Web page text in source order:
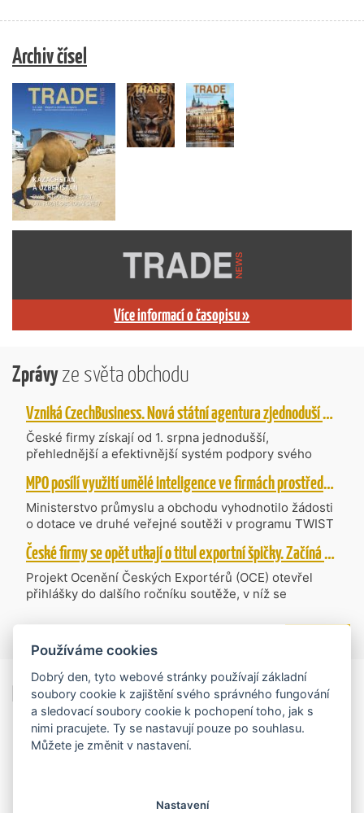
Archiv čísel
Více informací o časopisu »
Zprávyze světa obchodu
Vzniká CzechBusiness. Nová státní agentura zjednoduší podporu českých firem
České firmy získají od 1. srpna jednodušší,
přehlednější a efektivnější systém podpory svého
CzechBusiness, která propojuje dosavadní
kompetence agentur CzechTrade a CzechInvest.
Firmám nabídne jednoho partnera pro rozvoj od
inovací až po zahraniční expanzi.
MPO posílí využití umělé inteligence ve firmách prostřednictvím 40 projektů z programu TWIST
Ministerstvo průmyslu a obchodu vyhodnotilo žádosti
o dotace ve druhé veřejné soutěži v programu TWIST
– Transfer, Výzkum, Vývoj a Inovace pro Strategické
Technologie, do které bylo podáno 318 návrhů
projektů požadujících dotaci o celkovém objemu 4,27
mld. Kč. Částkou 630 mil. Kč bude podpořeno čtyřicet
nejlépe hodnocených projektů zaměřených na
výzkum v oblasti umělé inteligence a její aplikace do
trhu. Další jsou připraveny v zásobníku a více než 30 z
nich ještě může být následně podpořeno v závislosti
na přípravě rozpočtu na rok 2027.
České firmy se opět utkají o titul exportní špičky. Začíná další ročník Ocenění Českých Exportérů
Projekt Ocenění Českých Exportérů (OCE) otevřel
přihlášky do dalšího ročníku soutěže, v níž se
Projekt dlouhodobě vyzdvihuje, podporuje a oceňuje
podniky, které úspěšně prosazují své produkty a
služby na zahraničních trzích a přispívají k růstu
domácí ekonomiky. O vítězích rozhodnou nejen
ekonomické výsledky, ale také silný podnikatelský
příběh.
Exportní trhy
Používáme cookies
Dobrý den, tyto webové stránky používají základní
soubory cookie k zajištění svého správného fungování
a sledovací soubory cookie k pochopení toho, jak s
nimi pracujete. Ty se nastavují pouze po souhlasu.
Můžete je změnit v nastavení.
Nastavení